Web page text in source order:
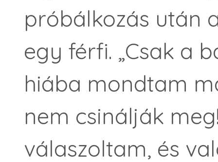
próbálkozás után
egy férfi. „Csak a
hiába mondtam
nem csinálják
válaszoltam, és